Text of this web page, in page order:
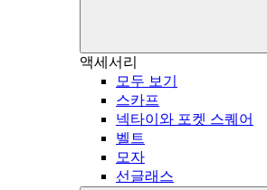
액세서리
모두 보기
스카프
넥타이와 포켓 스퀘어
벨트
모자
선글래스